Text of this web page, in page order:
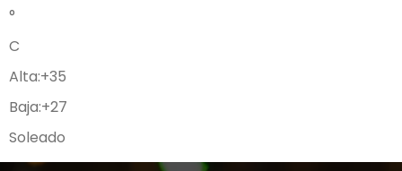
°
C
Alta:+35
Baja:+27
Soleado